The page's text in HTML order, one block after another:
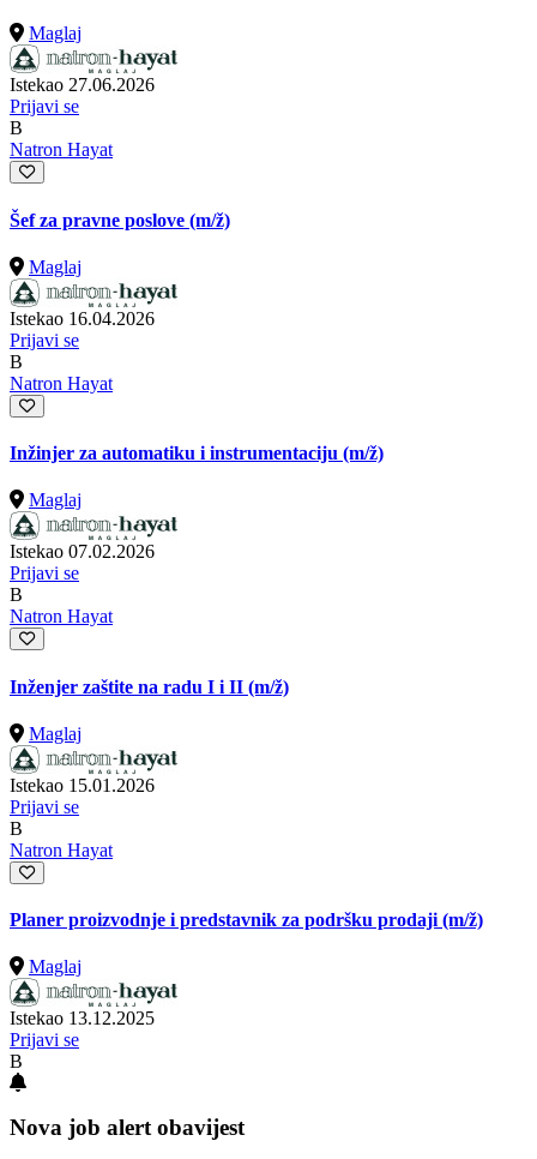
Maglaj
Istekao 27.06.2026
Prijavi se
B
Natron Hayat
Šef za pravne poslove (m/ž)
Maglaj
Istekao 16.04.2026
Prijavi se
B
Natron Hayat
Inžinjer za automatiku i instrumentaciju (m/ž)
Maglaj
Istekao 07.02.2026
Prijavi se
B
Natron Hayat
Inženjer zaštite na radu I i II (m/ž)
Maglaj
Istekao 15.01.2026
Prijavi se
B
Natron Hayat
Planer proizvodnje i predstavnik za podršku prodaji (m/ž)
Maglaj
Istekao 13.12.2025
Prijavi se
B
Nova job alert obavijest